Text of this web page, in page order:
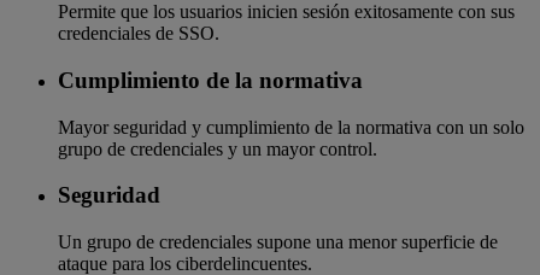
Permite que los usuarios inicien sesión exitosamente con sus
credenciales de SSO.
Cumplimiento de la normativa
Mayor seguridad y cumplimiento de la normativa con un solo
grupo de credenciales y un mayor control.
Seguridad
Un grupo de credenciales supone una menor superficie de
ataque para los ciberdelincuentes.